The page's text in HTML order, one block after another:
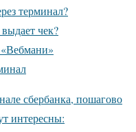
терминал?
чек?
сбербанка, пошагово
интересны: